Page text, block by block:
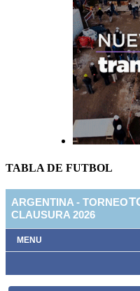
TABLA DE FUTBOL